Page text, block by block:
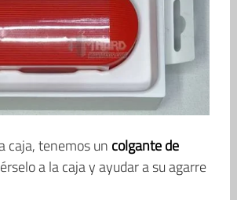
caja, tenemos un colgante de
a la caja y ayudar a su agarre